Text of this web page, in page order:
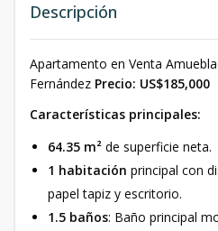
Descripción
Apartamento en Venta
Fernández Precio: US$185,000
Características principales:
64.35 m² de superficie neta.
1 habitación principal con
papel tapiz y escritorio.
1.5 baños: Baño principal